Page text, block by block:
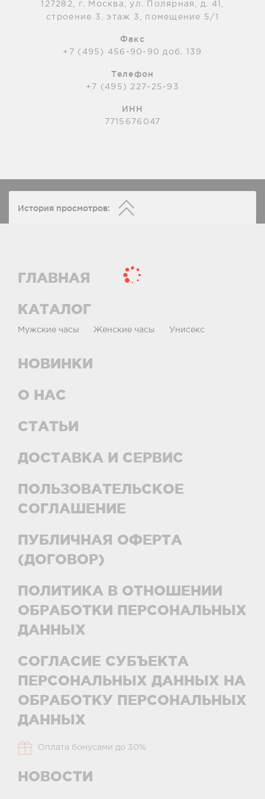
127282, г. Москва, ул. Полярная, д. 41,
строение 3, этаж 3, помещение 5/1
Факс
+7 (495) 456-90-90 доб. 139
Телефон
+7 (495) 227-25-93
ИНН
7715676047
История просмотров:
ГЛАВНАЯ
КАТАЛОГ
Мужские часы Женские часы Унисекс
НОВИНКИ
О НАС
СТАТЬИ
ДОСТАВКА И СЕРВИС
ПОЛЬЗОВАТЕЛЬСКОЕ
СОГЛАШЕНИЕ
ПУБЛИЧНАЯ ОФЕРТА
(ДОГОВОР)
ПОЛИТИКА В ОТНОШЕНИИ
ОБРАБОТКИ ПЕРСОНАЛЬНЫХ
ДАННЫХ
СОГЛАСИЕ СУБЪЕКТА
ПЕРСОНАЛЬНЫХ ДАННЫХ НА
ОБРАБОТКУ ПЕРСОНАЛЬНЫХ
ДАННЫХ
Оплата бонусами до 30%
НОВОСТИ